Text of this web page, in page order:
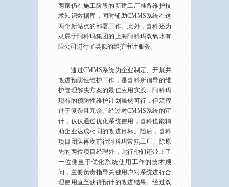
两家仍在施工阶段的新建工厂准备维护技
术知识数据库，同时辅助CMMS系统在这
两个新站点的部署工作。此外，喜科还为
隶属于阿科玛集团的上海阿科玛双氧水有
限公司进行了类似的维护审计服务。
通过CMMS系统为企业制定、开展并
改进预防性维护工作，是喜科所倡导的维
护管理解决方案的最佳应用实践。阿科玛
现有的预防性维护计划虽然可行，但流程
过于复杂且冗余。经过对CMMS系统的审
计，仅仅通过优化系统使用，喜科也能辅
助企业达成相同的改进目标。随后，喜科
项目团队再次前往阿科玛常熟工厂。除原
先的两位项目经理外，此行他们还带上了
一位侧重于优化系统使用工作的技术顾
问，主要负责指导关键用户对系统进行合
理使用直至获得预计的改进结果。经过双